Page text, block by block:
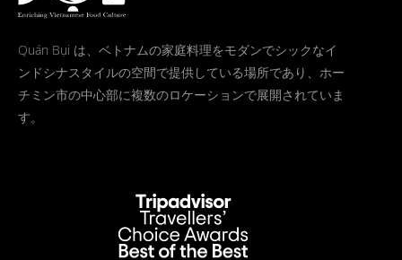
Quán Bụi は、ベトナムの家庭料理をモダンでシックなイ
ンドシナスタイルの空間で提供している場所であり、ホー
チミン市の中心部に複数のロケーションで展開されていま
す。